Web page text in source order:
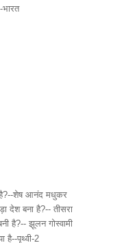
है?--शेष आनंद मधुकर
देश बना है?-- तीसरा
है?-- झूलन गोस्वामी
है--पृथ्वी-2